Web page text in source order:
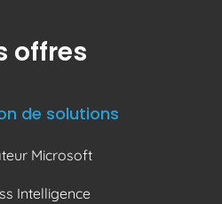
offres
de solutions
Microsoft
Intelligence